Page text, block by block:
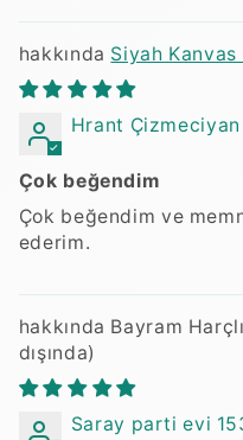
Siyah
Hrant Çizmeciyan
Çok beğendim
Çok beğendim ve
ederim.
Bayram
Saray parti evi